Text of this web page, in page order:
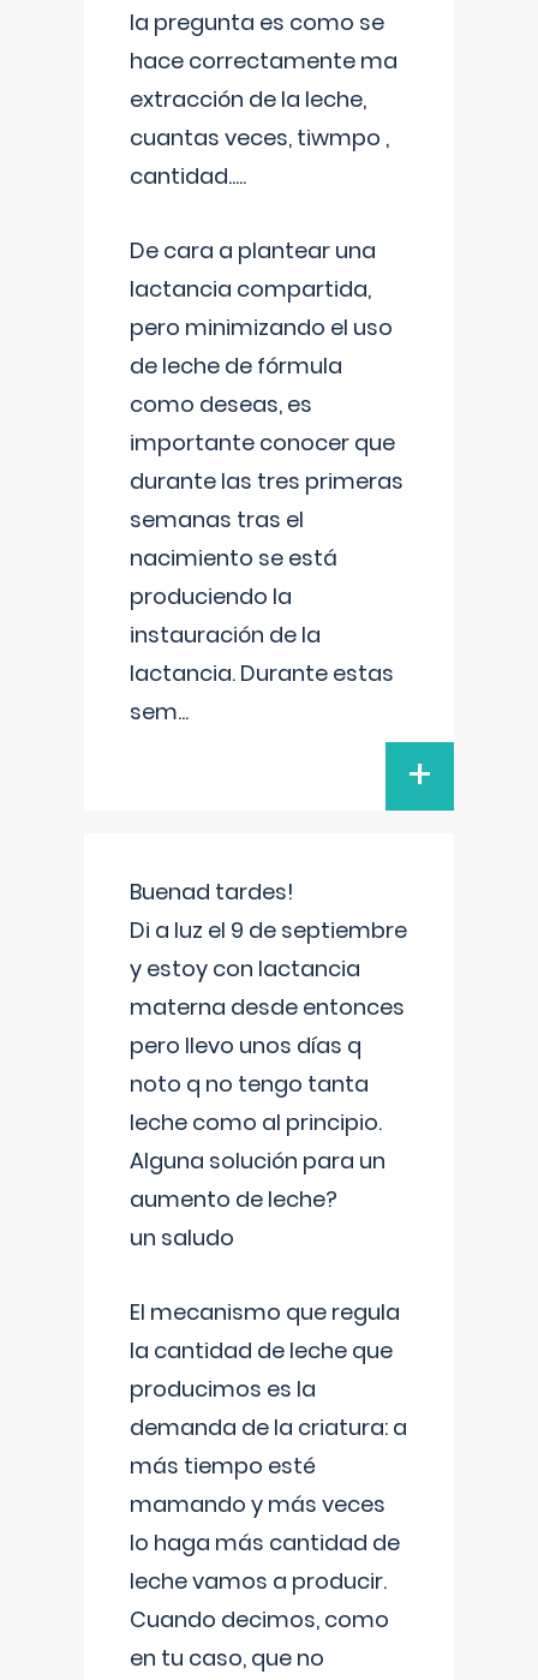
la pregunta es como se
hace correctamente ma
extracción de la leche,
cuantas veces, tiwmpo ,
cantidad.....
De cara a plantear una
lactancia compartida,
pero minimizando el uso
de leche de fórmula
como deseas, es
importante conocer que
durante las tres primeras
semanas tras el
nacimiento se está
produciendo la
instauración de la
lactancia. Durante estas
sem...
+
Buenad tardes!
Di a luz el 9 de septiembre
y estoy con lactancia
materna desde entonces
pero llevo unos días q
noto q no tengo tanta
leche como al principio.
Alguna solución para un
aumento de leche?
un saludo
El mecanismo que regula
la cantidad de leche que
producimos es la
demanda de la criatura: a
más tiempo esté
mamando y más veces
lo haga más cantidad de
leche vamos a producir.
Cuando decimos, como
en tu caso, que no